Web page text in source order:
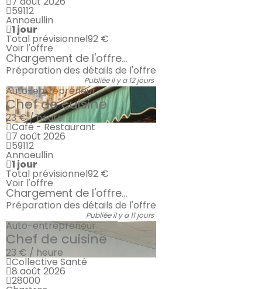
59112
Annoeullin
1 jour
Total prévisionnel92 €
Voir l'offre
Chargement de l'offre...
Préparation des détails de l'offre
Publiée il y a 12 jours
Auto-entrepreneur
Chef de cuisine
23 € / heure
Café - Restaurant
7 août 2026
59112
Annoeullin
1 jour
Total prévisionnel92 €
Voir l'offre
Chargement de l'offre...
Préparation des détails de l'offre
Publiée il y a 11 jours
Auto-entrepreneur
Chef de cuisine
23 € / heure
Collective Santé
8 août 2026
28000